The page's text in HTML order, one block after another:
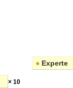
× 10
● Experte